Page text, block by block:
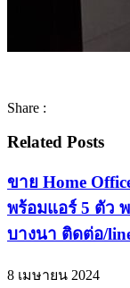
Share :
Related Posts
ขาย Home
พร้อมแอร์ 5 ตัว
บางนา ติดต่อ/
8 เมษายน 2024